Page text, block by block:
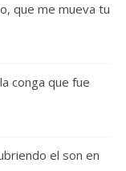
que me mueva tu
conga que fue
el son en